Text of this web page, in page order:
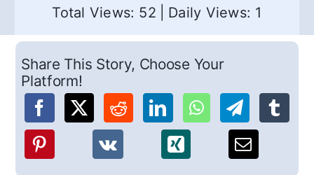
Total Views: 52 Daily Views: 1
Share This Story, Choose Your
Platform!